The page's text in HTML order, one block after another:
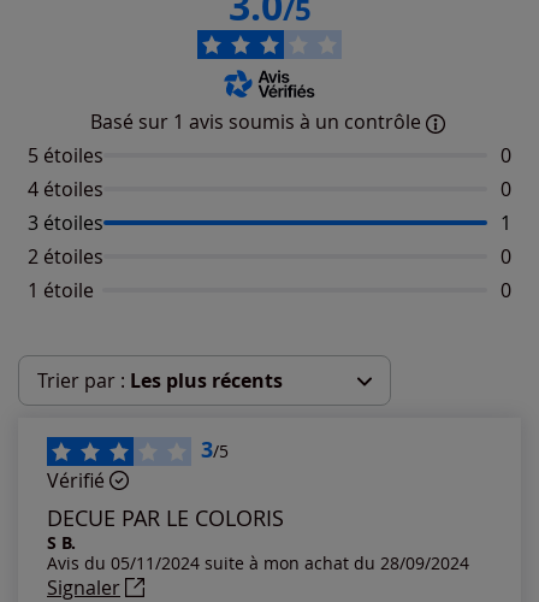
/5
Basé sur 1 avis soumis à un contrôle
5 étoiles
0
4 étoiles
0
3 étoiles
1
2 étoiles
0
1 étoile
0
Trier par : Les plus récents
Les plus récents
Les plus anciens
Notes les plus élevées
3/5
Vérifié
DECUE PAR LE COLORIS
S B.
Avis du 05/11/2024 suite à mon achat du 28/09/2024
Signaler